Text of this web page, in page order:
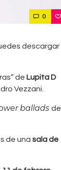
0
descargar
de Lupita D
Vezzani.
ballads de
de una sala de